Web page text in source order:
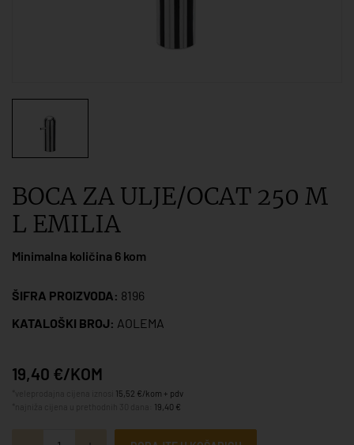
BOCA ZA ULJE/OCAT 250 M
L EMILIA
Minimalna količina 6 kom
ŠIFRA PROIZVODA: 8196
KATALOŠKI BROJ: AOLEMA
19,40 €/KOM
15,52 €/kom + pdv
19,40 €